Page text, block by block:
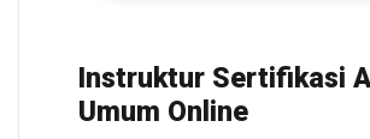
Instruktur Sertifikasi
Umum Online